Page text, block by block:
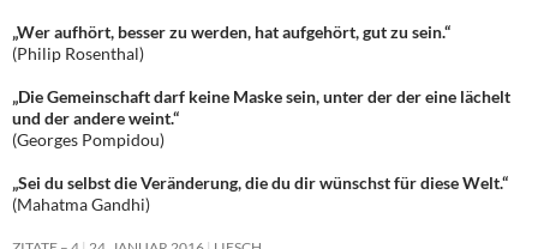
„Wer aufhört, besser zu werden, hat aufgehört, gut zu sein.“
(Philip Rosenthal)
„Die Gemeinschaft darf keine Maske sein, unter der der eine lächelt
und der andere weint.“
(Georges Pompidou)
„Sei du selbst die Veränderung, die du dir wünschst für diese Welt.“
(Mahatma Gandhi)